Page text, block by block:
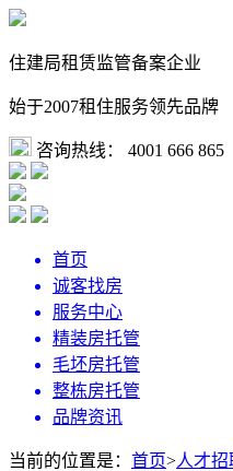
住建局租赁监管备案企业
始于2007租住服务领先品牌
咨询热线： 4001 666 865
首页
诚客找房
服务中心
精装房托管
毛坯房托管
整栋房托管
品牌资讯
当前的位置是： 首页>人才招